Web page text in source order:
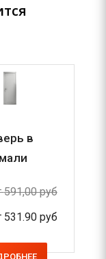
в
591,00 руб
531.90 руб